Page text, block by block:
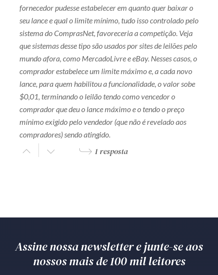
fornecedor pudesse estabelecer em quanto quer baixar o
seu lance e qual o limite mínimo, tudo isso controlado pelo
sistema do ComprasNet, favoreceria a competição. Veja
que sistemas desse tipo são usados por sites de leilões pelo
mundo afora, como MercadoLivre e eBay. Nesses casos, o
comprador estabelece um limite máximo e, a cada novo
lance, para quem habilitou a funcionalidade, o valor sobe
$0,01, terminando o leilão tendo como vencedor o
comprador que deu o lance máximo e o tendo o preço
mínimo exigido pelo vendedor (que não é revelado aos
compradores) sendo atingido.
1 resposta
Assine nossa newsletter e junte-se aos
nossos mais de 100 mil leitores